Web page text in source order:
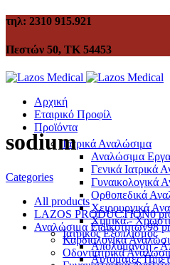
τηλ: 2310 915.921
Πεστών 50, ΤΚ 54453
Αρχική
Εταιρικό Προφίλ
Προϊόντα
Ιατρικά Αναλώσιμα
Αναλώσιμα
Γενικά Ιατρικά
Γυναικολογικά
Ορθοπεδικά
Χειρουργικά
Χημικά -
Ιατρικός Εξοπλισμός
Απολύμανση -
Αυτόματες
sodium
Categories
All products
LAZOS PRODUCTION0
Αναλώσιμα Ειδικοτήτων98
Καρδιολογικά
Οδοντιατρικά